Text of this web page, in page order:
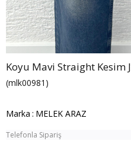
Koyu Mavi Straight Kesim
(mlk00981)
Marka : MELEK ARAZ
Telefonla Sipariş